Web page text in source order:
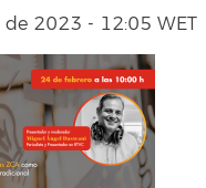
de 2023 - 12:05 WET